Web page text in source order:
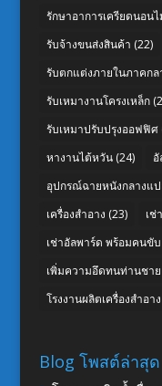
รักษาอาการเครียดนอน
รับจ้างขนส่งสินค้า (22)
รับตกแต่งภายในภาคกล
รับเหมางานโครงเหล็ก
รับเหมาปรับปรุงออฟฟิศ
หางานไต้หวัน(24)
อุปกรณ์ฉายหนังกลางแป
เครื่องสำอาง (23) เช่
เช่าอัลพาร์ด พร้อมคนขับ
เพิ่มความอึดทนท่านชาย
โรงงานผลิตเครื่องสำอาง
Blog โพสต์ล่าสุด